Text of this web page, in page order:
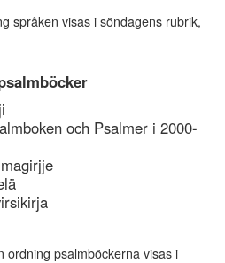
språken visas i söndagens rubrik,
och Psalmer i 2000-
ordning psalmböckerna visas i